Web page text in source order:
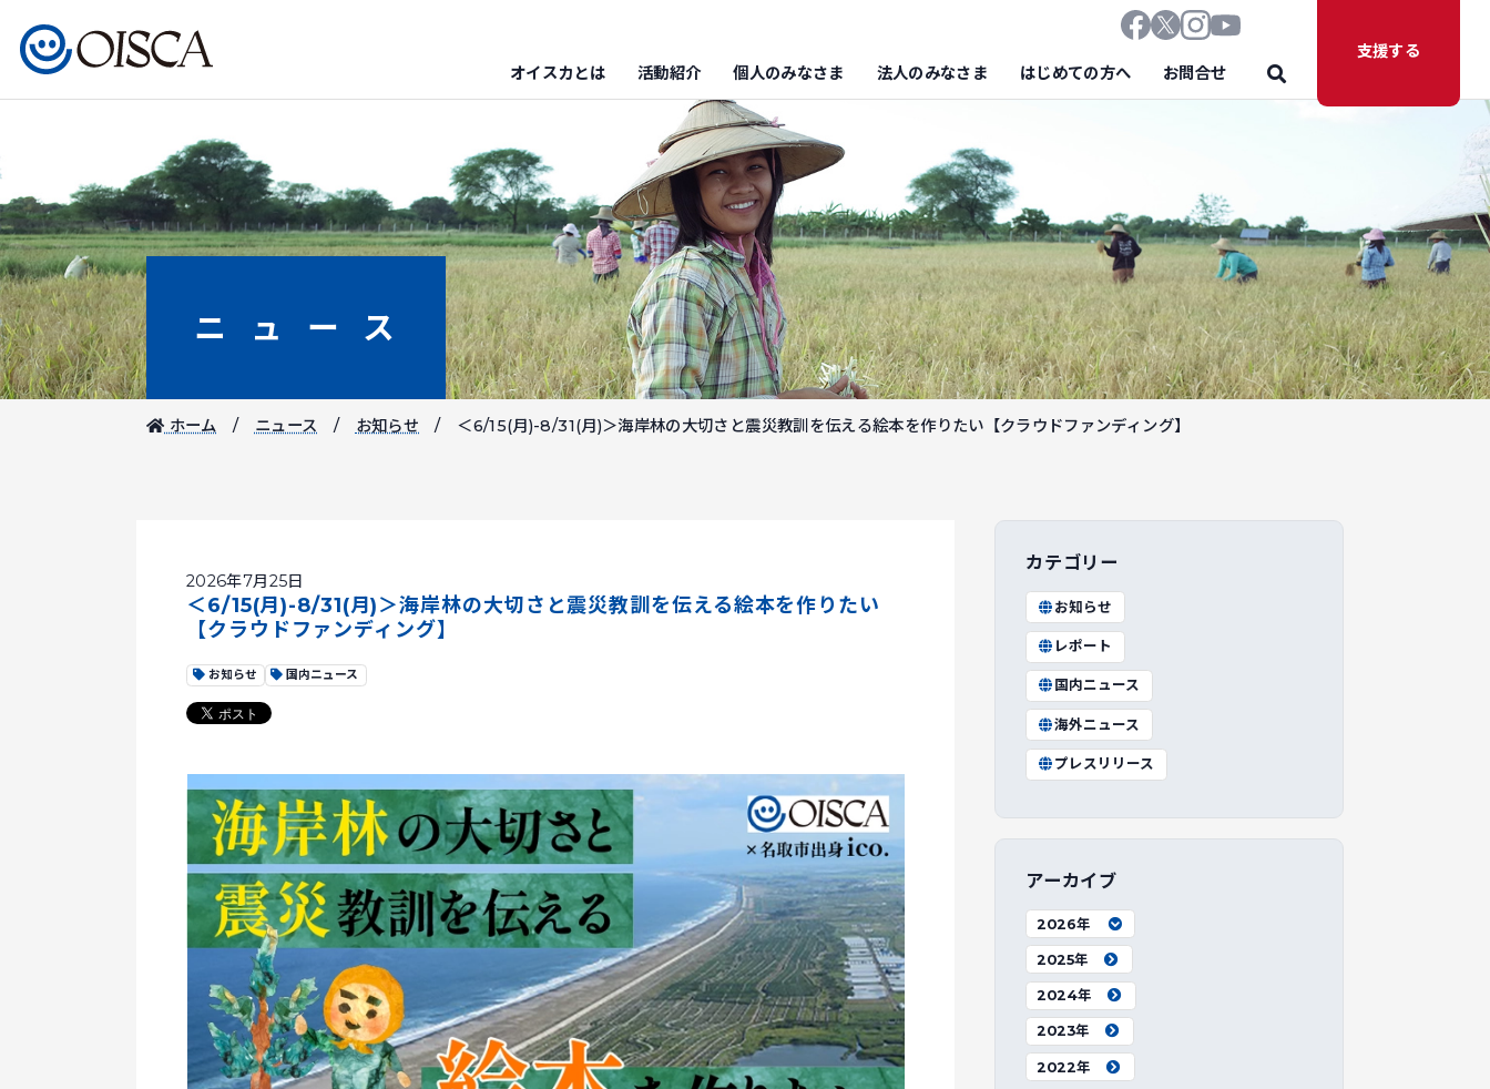
オイスカとは 活動紹介 個人のみなさま 法人のみなさま はじめての方へ お問合せ
支援する
ニュース
ホーム ニュース お知らせ ＜6/15(月)-8/31(月)＞海岸林の大切さと震災教訓を伝える絵本を作りたい【クラウドファンディング】
2026年7月25日
＜6/15(月)-8/31(月)＞海岸林の大切さと震災教訓を伝える絵本を作りたい
【クラウドファンディング】
お知らせ 国内ニュース
カテゴリー
お知らせ
レポート
国内ニュース
海外ニュース
プレスリリース
アーカイブ
2026年
2025年
2024年
2023年
2022年